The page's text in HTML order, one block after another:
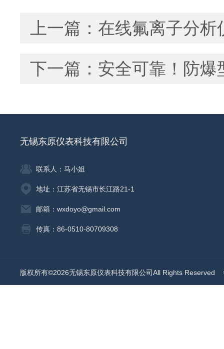
上一篇： 在线氟离子分析
下一篇： 安全可靠！防爆
无锡东原仪表科技有限公司
联系人：马小姐
地址：江苏省无锡市长江路21-1
邮箱：wxdoyo@gmail.com
传真：86-0510-80709308
版权所有©2026无锡东原仪表科技有限公司All Rights Reserved